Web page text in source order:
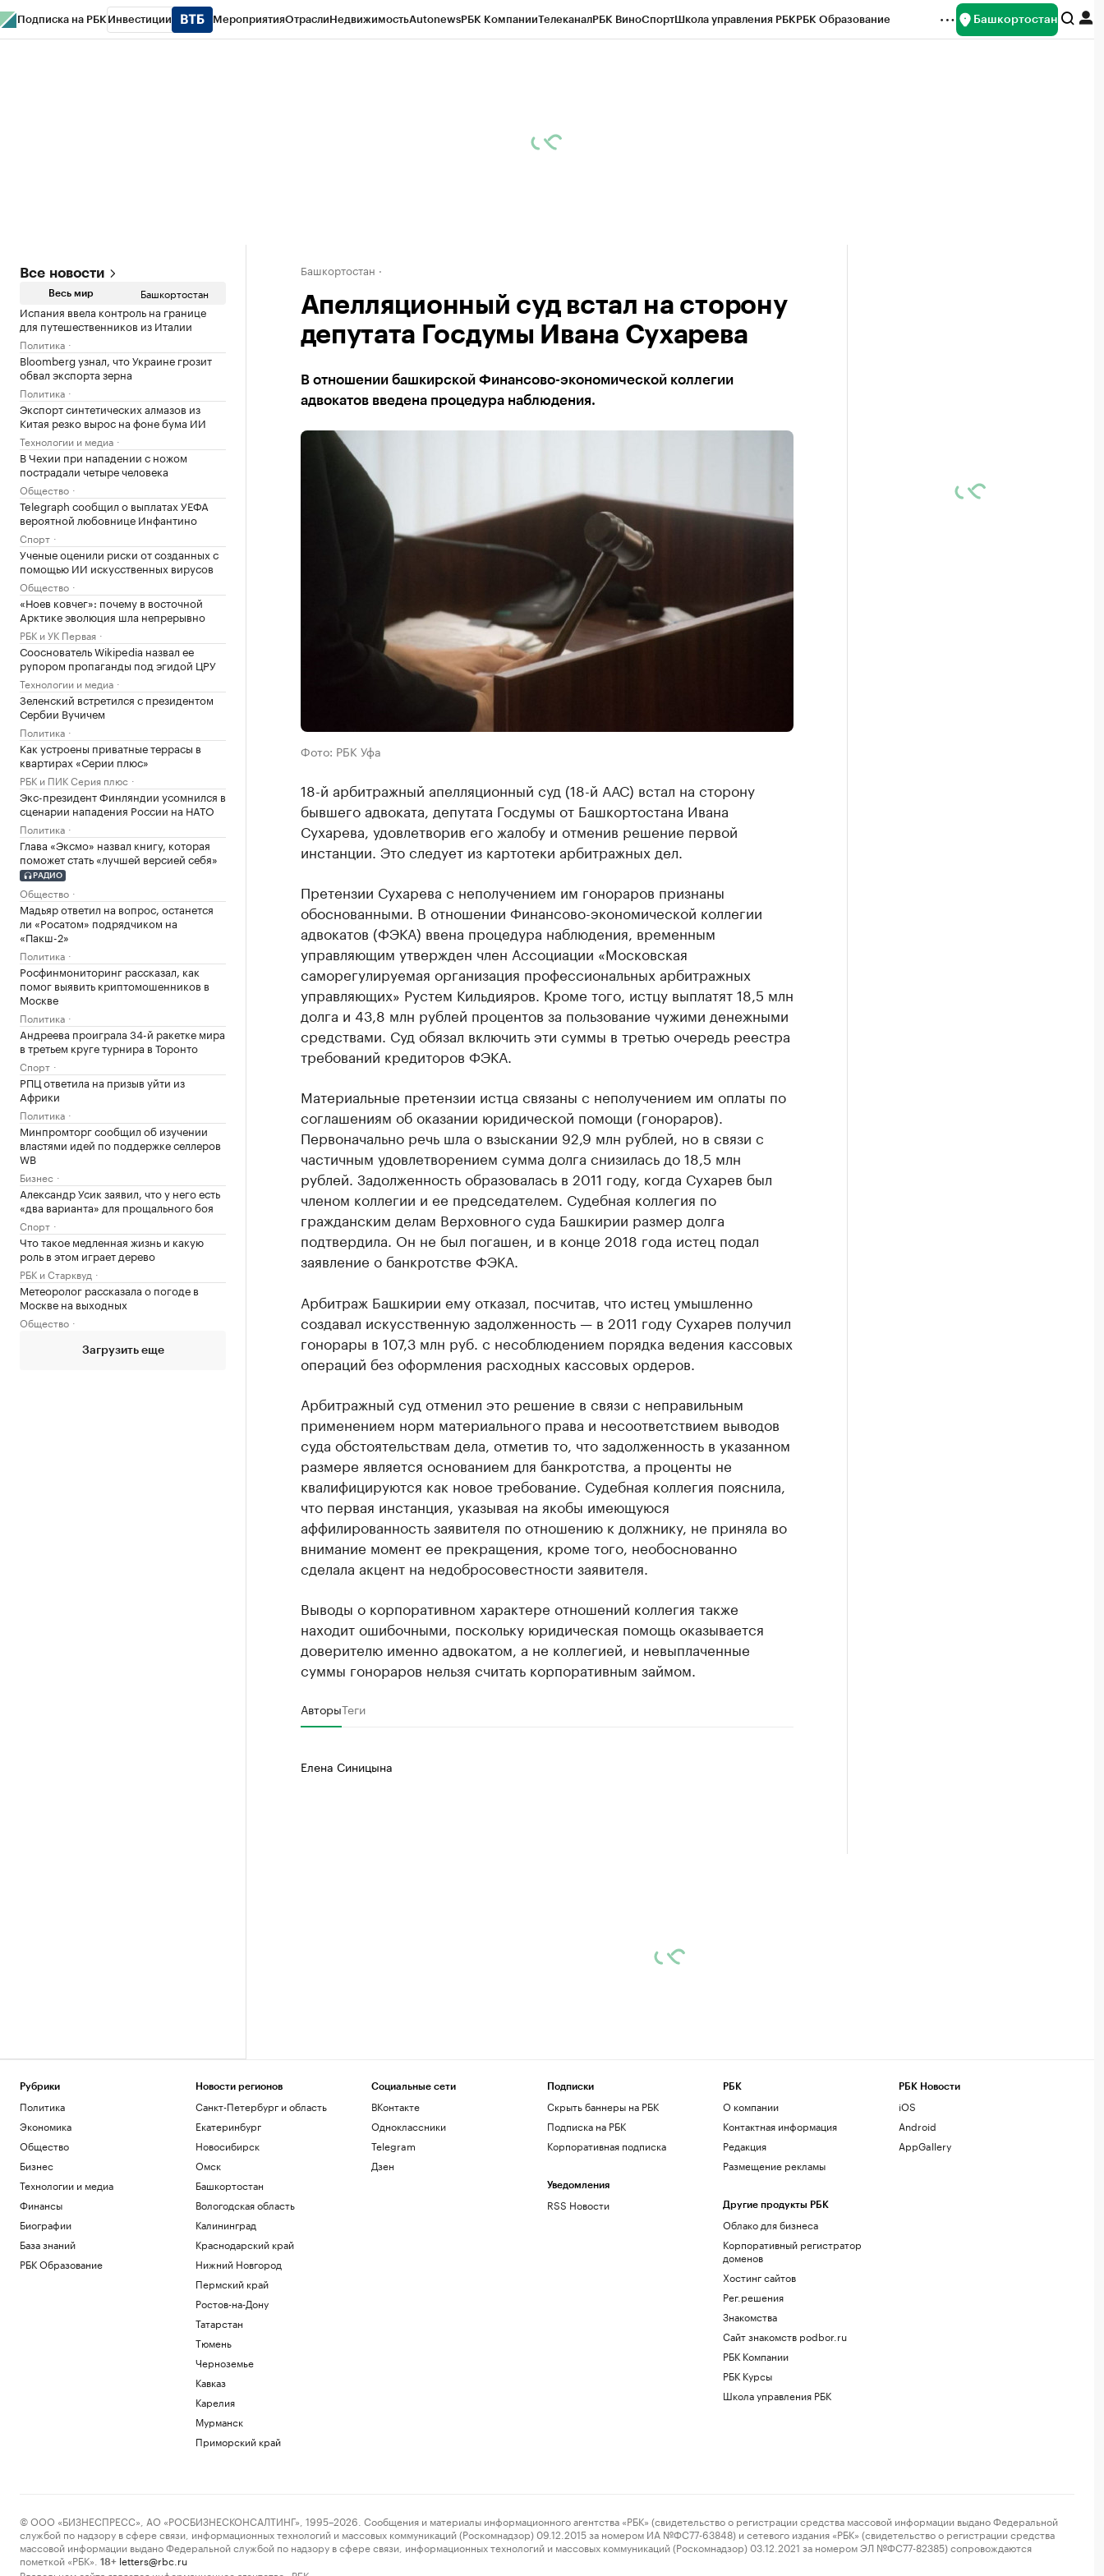
Подписка на РБК Инвестиции МероприятияОтраслиНедвижимостьAutonewsРБК КомпанииТелеканалРБК ВиноСпортШкола управления РБКРБК Образование Башкортостан
Все новости
Весь мир Башкортостан
Испания ввела контроль на границе
для путешественников из Италии
Политика
Bloomberg узнал, что Украине грозит
обвал экспорта зерна
Политика
Экспорт синтетических алмазов из
Китая резко вырос на фоне бума ИИ
Технологии и медиа
В Чехии при нападении с ножом
пострадали четыре человека
Общество
Telegraph сообщил о выплатах УЕФА
вероятной любовнице Инфантино
Спорт
Ученые оценили риски от созданных с
помощью ИИ искусственных вирусов
Общество
«Ноев ковчег»: почему в восточной
Арктике эволюция шла непрерывно
РБК и УК Первая
Сооснователь Wikipedia назвал ее
рупором пропаганды под эгидой ЦРУ
Технологии и медиа
Зеленский встретился с президентом
Сербии Вучичем
Политика
Как устроены приватные террасы в
квартирах «Серии плюс»
РБК и ПИК Серия плюс
Экс-президент Финляндии усомнился в
сценарии нападения России на НАТО
Политика
Глава «Эксмо» назвал книгу, которая
поможет стать «лучшей версией себя»
РАДИО
Общество
Мадьяр ответил на вопрос, останется
ли «Росатом» подрядчиком на
«Пакш-2»
Политика
Росфинмониторинг рассказал, как
помог выявить криптомошенников в
Москве
Политика
Андреева проиграла 34-й ракетке мира
в третьем круге турнира в Торонто
Спорт
РПЦ ответила на призыв уйти из
Африки
Политика
Минпромторг сообщил об изучении
властями идей по поддержке селлеров
WB
Бизнес
Александр Усик заявил, что у него есть
«два варианта» для прощального боя
Спорт
Что такое медленная жизнь и какую
роль в этом играет дерево
РБК и Старквуд
Метеоролог рассказала о погоде в
Москве на выходных
Общество
Загрузить еще
Башкортостан
Апелляционный суд встал на сторону
депутата Госдумы Ивана Сухарева
В отношении башкирской Финансово-экономической коллегии
адвокатов введена процедура наблюдения.
Фото: РБК Уфа
18-й арбитражный апелляционный суд (18-й ААС) встал на сторону
бывшего адвоката, депутата Госдумы от Башкортостана Ивана
Сухарева, удовлетворив его жалобу и отменив решение первой
инстанции. Это следует из картотеки арбитражных дел.
Претензии Сухарева с неполучением им гонораров признаны
обоснованными. В отношении Финансово-экономической коллегии
адвокатов (ФЭКА) ввена процедура наблюдения, временным
управляющим утвержден член Ассоциации «Московская
саморегулируемая организация профессиональных арбитражных
управляющих» Рустем Кильдияров. Кроме того, истцу выплатят 18,5 млн
долга и 43,8 млн рублей процентов за пользование чужими денежными
средствами. Суд обязал включить эти суммы в третью очередь реестра
требований кредиторов ФЭКА.
Материальные претензии истца связаны с неполучением им оплаты по
соглашениям об оказании юридической помощи (гонораров).
Первоначально речь шла о взыскании 92,9 млн рублей, но в связи с
частичным удовлетворением сумма долга снизилась до 18,5 млн
рублей. Задолженность образовалась в 2011 году, когда Сухарев был
членом коллегии и ее председателем. Судебная коллегия по
гражданским делам Верховного суда Башкирии размер долга
подтвердила. Он не был погашен, и в конце 2018 года истец подал
заявление о банкротстве ФЭКА.
Арбитраж Башкирии ему отказал, посчитав, что истец умышленно
создавал искусственную задолженность — в 2011 году Сухарев получил
гонорары в 107,3 млн руб. с несоблюдением порядка ведения кассовых
операций без оформления расходных кассовых ордеров.
Арбитражный суд отменил это решение в связи с неправильным
применением норм материального права и несоответствием выводов
суда обстоятельствам дела, отметив то, что задолженность в указанном
размере является основанием для банкротства, а проценты не
квалифицируются как новое требование. Судебная коллегия пояснила,
что первая инстанция, указывая на якобы имеющуюся
аффилированность заявителя по отношению к должнику, не приняла во
внимание момент ее прекращения, кроме того, необоснованно
сделала акцент на недобросовестности заявителя.
Выводы о корпоративном характере отношений коллегия также
находит ошибочными, поскольку юридическая помощь оказывается
доверителю именно адвокатом, а не коллегией, и невыплаченные
суммы гонораров нельзя считать корпоративным займом.
АвторыТеги
Елена Синицына
Рубрики
Политика
Экономика
Общество
Бизнес
Технологии и медиа
Финансы
Биографии
База знаний
РБК Образование
Новости регионов
Санкт-Петербург и область
Екатеринбург
Новосибирск
Омск
Башкортостан
Вологодская область
Калининград
Краснодарский край
Нижний Новгород
Пермский край
Ростов-на-Дону
Татарстан
Тюмень
Черноземье
Кавказ
Карелия
Мурманск
Приморский край
Социальные сети
ВКонтакте
Одноклассники
Telegram
Дзен
Подписки
Скрыть баннеры на РБК
Подписка на РБК
Корпоративная подписка
Уведомления
RSS Новости
РБК
О компании
Контактная информация
Редакция
Размещение рекламы
Другие продукты РБК
Облако для бизнеса
Корпоративный регистратор
доменов
Хостинг сайтов
Рег.решения
Знакомства
Сайт знакомств podbor.ru
РБК Компании
РБК Курсы
Школа управления РБК
РБК Новости
iOS
Android
AppGallery
© ООО «БИЗНЕСПРЕСС», АО «РОСБИЗНЕСКОНСАЛТИНГ», 1995–2026. Сообщения и материалы информационного агентства «РБК» (свидетельство о регистрации средства массовой информации выдано Федеральной
службой по надзору в сфере связи, информационных технологий и массовых коммуникаций (Роскомнадзор) 09.12.2015 за номером ИА №ФС77-63848) и сетевого издания «РБК» (свидетельство о регистрации средства
массовой информации выдано Федеральной службой по надзору в сфере связи, информационных технологий и массовых коммуникаций (Роскомнадзор) 03.12.2021 за номером ЭЛ №ФС77-82385) сопровождаются
пометкой «РБК».
18+ letters@rbc.ru